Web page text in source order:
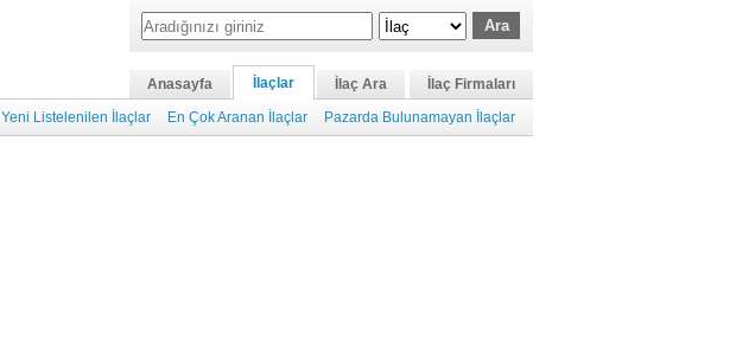
Anasayfa İlaçlar İlaç Ara
İlaç Firmaları
Yeni Listelenilen İlaçlar En Çok Aranan İlaçlar Pazarda Bulunamayan İlaçlar